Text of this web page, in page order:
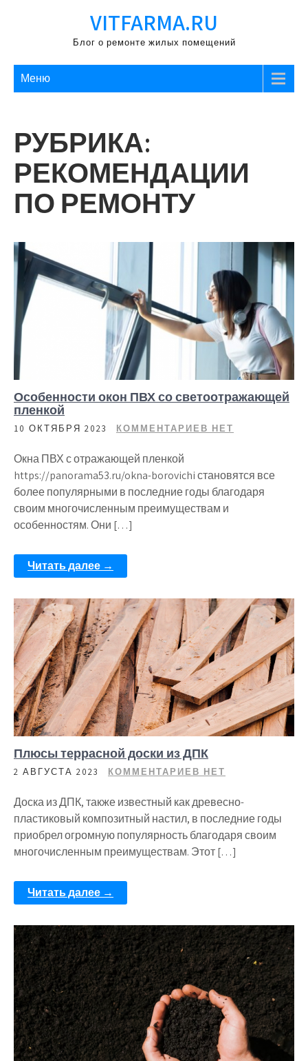
VITFARMA.RU
Блог о ремонте жилых помещений
Меню
РУБРИКА:
РЕКОМЕНДАЦИИ
ПО РЕМОНТУ
Особенности окон ПВХ со светоотражающей
пленкой
10 ОКТЯБРЯ 2023 КОММЕНТАРИЕВ НЕТ
Окна ПВХ с отражающей пленкой
https://panorama53.ru/okna-borovichi становятся все
более популярными в последние годы благодаря
своим многочисленным преимуществам и
особенностям. Они […]
Читать далее →
Плюсы террасной доски из ДПК
2 АВГУСТА 2023 КОММЕНТАРИЕВ НЕТ
Доска из ДПК, также известный как древесно-
пластиковый композитный настил, в последние годы
приобрел огромную популярность благодаря своим
многочисленным преимуществам. Этот […]
Читать далее →